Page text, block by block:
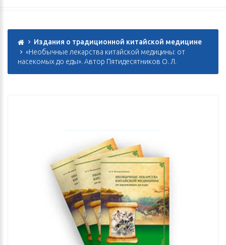
Издания о традиционной китайской медицине
«Необычные лекарства китайской медицины: от
насекомых до еды». Автор Пятидесятников О. Л.